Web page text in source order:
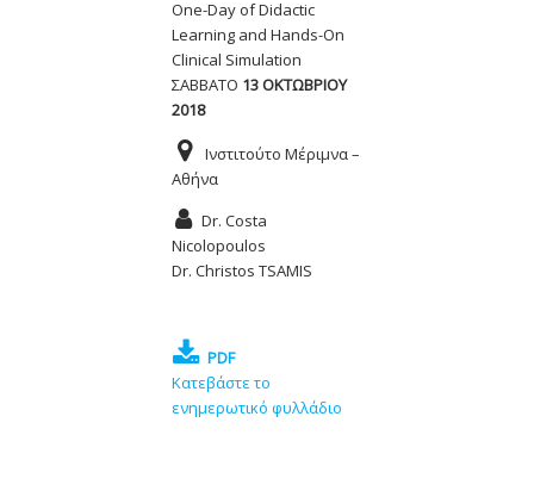
One-Day of Didactic
Learning and Hands-On
Clinical Simulation
ΣΑΒΒΑΤΟ 13 ΟΚΤΩΒΡΙΟΥ
2018
Ινστιτούτο Μέριμνα –
Αθήνα
Dr. Costa
Nicolopoulos
Dr. Christos TSAMIS
PDF
Κατεβάστε το
ενημερωτικό φυλλάδιο